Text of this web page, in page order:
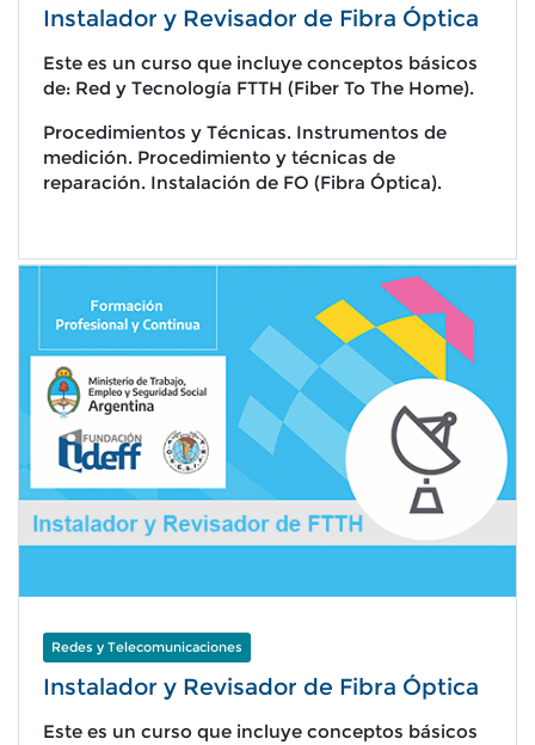
Instalador y Revisador de Fibra Óptica
Este es un curso que incluye conceptos básicos
de: Red y Tecnología FTTH (Fiber To The Home).
Procedimientos y Técnicas. Instrumentos de
medición. Procedimiento y técnicas de
reparación. Instalación de FO (Fibra Óptica).
Redes y Telecomunicaciones
Instalador y Revisador de Fibra Óptica
Este es un curso que incluye conceptos básicos